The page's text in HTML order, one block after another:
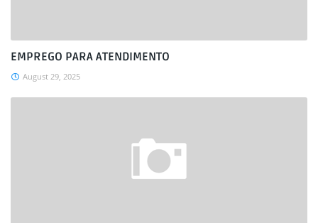
EMPREGO PARA ATENDIMENTO
August 29, 2025